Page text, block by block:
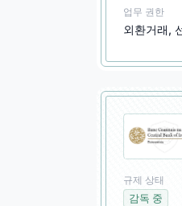
업무 권한
외환거래,
규제 상태
감독 중